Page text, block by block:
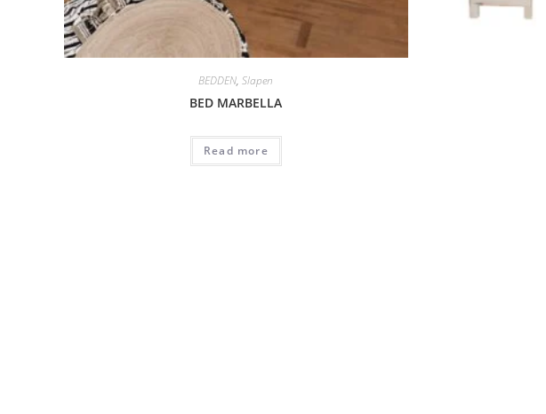
BEDDEN,Slapen
BED MARBELLA
Read more